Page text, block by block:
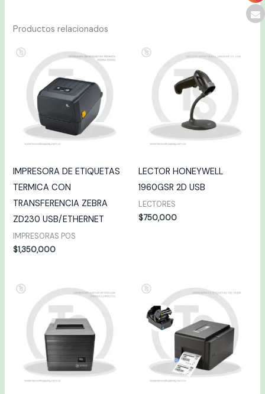
Productos relacionados
IMPRESORA DE ETIQUETAS
TERMICA CON
TRANSFERENCIA ZEBRA
ZD230 USB/ETHERNET
IMPRESORAS POS
$1,350,000
LECTOR HONEYWELL
1960GSR 2D USB
LECTORES
$750,000